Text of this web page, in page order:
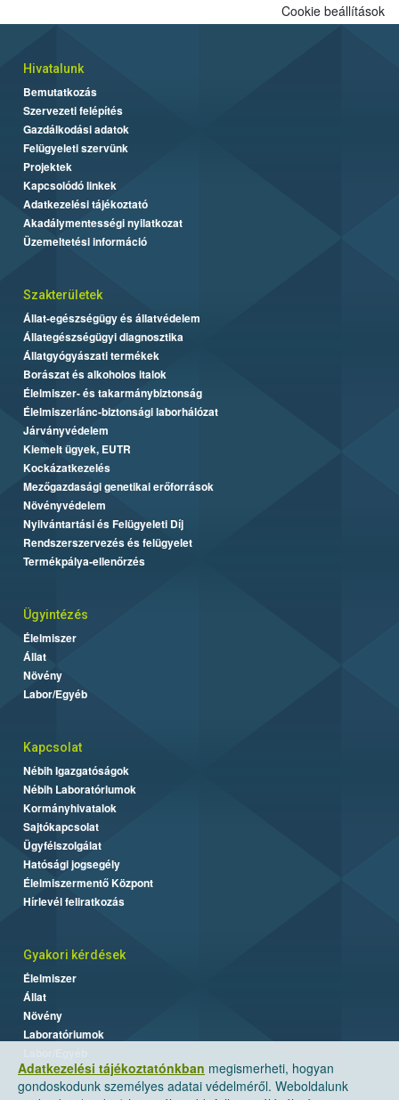
Adatkezelési tájékoztatónkban megismerheti, hogyan
gondoskodunk személyes adatai védelméről. Weboldalunk
Cookie beállítások
Hivatalunk
Bemutatkozás
Szervezeti felépítés
Gazdálkodási adatok
Felügyeleti szervünk
Projektek
Kapcsolódó linkek
Adatkezelési tájékoztató
Akadálymentességi nyilatkozat
Üzemeltetési információ
Szakterületek
Állat-egészségügy és állatvédelem
Állategészségügyi diagnosztika
Állatgyógyászati termékek
Borászat és alkoholos italok
Élelmiszer- és takarmánybiztonság
Élelmiszerlánc-biztonsági laborhálózat
Járványvédelem
Kiemelt ügyek, EUTR
Kockázatkezelés
Mezőgazdasági genetikai erőforrások
Növényvédelem
Nyilvántartási és Felügyeleti Díj
Rendszerszervezés és felügyelet
Termékpálya-ellenőrzés
Ügyintézés
Élelmiszer
Állat
Növény
Labor/Egyéb
Kapcsolat
Nébih Igazgatóságok
Nébih Laboratóriumok
Kormányhivatalok
Sajtókapcsolat
Ügyfélszolgálat
Hatósági jogsegély
Élelmiszermentő Központ
Hírlevél feliratkozás
Gyakori kérdések
Élelmiszer
Állat
Növény
Laboratóriumok